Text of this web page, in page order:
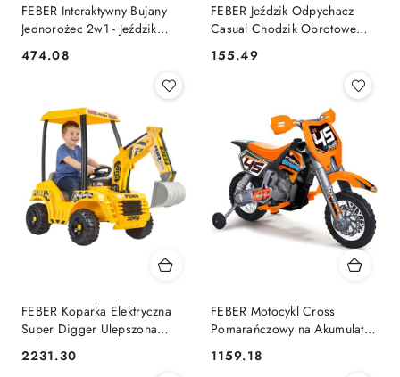
FEBER Interaktywny Bujany
Jednorożec 2w1 - Jeździk
Cena:
474.08
FEBER Jeździk Odpychacz
Casual Chodzik Obrotowe
Cena:
155.49
FEBER Koparka Elektryczna
Super Digger Ulepszona
Bateria LT 12V od 3 lat
Cena:
2231.30
FEBER Motocykl Cross
Pomarańczowy na Akumulator
6V dla Dzieci
Cena:
1159.18